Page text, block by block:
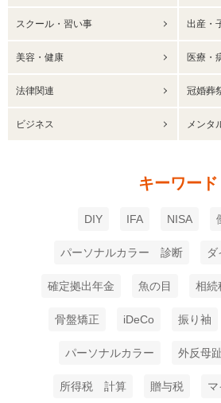
スクール・習い事 出産・
美容・健康 医療・
法律関連 冠婚葬
ビジネス メンタ
キーワード
DIY IFA NISA
パーソナルカラー 診断
確定拠出年金 魚の目 相続
骨盤矯正 iDeCo 振り袖
パーソナルカラー 外反母趾
所得税 計算 贈与税